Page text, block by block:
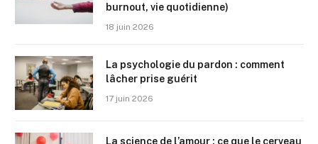
burnout, vie quotidienne)
18 juin 2026
La psychologie du pardon : comment
lâcher prise guérit
17 juin 2026
La science de l’amour : ce que le cerveau